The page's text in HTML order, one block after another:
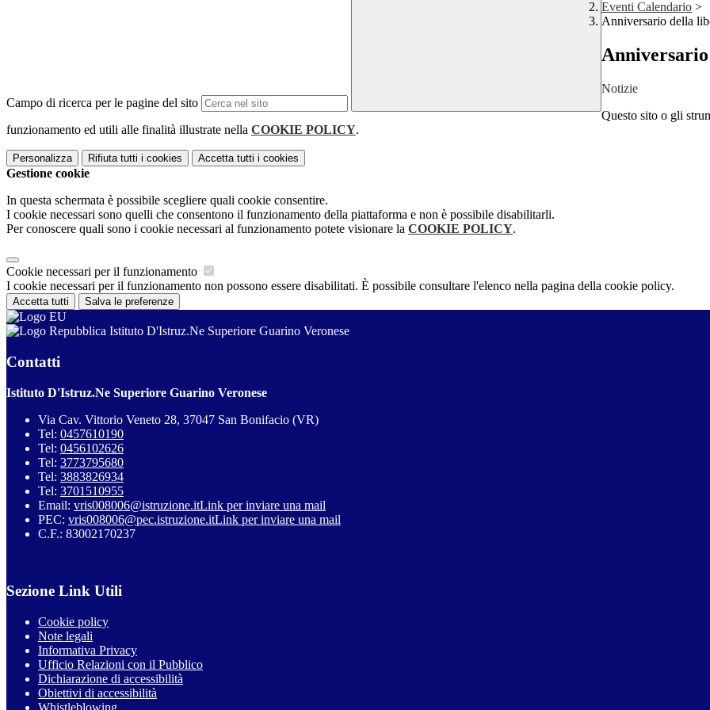
Campo di ricerca per le pagine del sito
Eventi Calendario >
Anniversario della
Notizie
Questo sito o gli
funzionamento ed utili alle finalità illustrate nella COOKIE POLICY.
Personalizza Rifiuta tutti i cookies Accetta tutti i cookies
Gestione cookie
In questa schermata è possibile scegliere quali cookie consentire.
I cookie necessari sono quelli che consentono il funzionamento della piattaforma e non è possibile disabilitarli.
Per conoscere quali sono i cookie necessari al funzionamento potete visionare la COOKIE POLICY.
Cookie necessari per il funzionamento
I cookie necessari per il funzionamento non possono essere disabilitati. È possibile consultare l'elenco nella pagina della cookie policy.
Accetta tutti Salva le preferenze
Istituto D'Istruz.Ne Superiore Guarino Veronese
Contatti
Istituto D'Istruz.Ne Superiore Guarino Veronese
Via Cav. Vittorio Veneto 28, 37047 San Bonifacio (VR)
Tel: 0457610190
Tel: 0456102626
Tel: 3773795680
Tel: 3883826934
Tel: 3701510955
Email: vris008006@istruzione.itLink per inviare una mail
PEC: vris008006@pec.istruzione.itLink per inviare una mail
C.F.: 83002170237
Sezione Link Utili
Cookie policy
Note legali
Informativa Privacy
Ufficio Relazioni con il Pubblico
Dichiarazione di accessibilità
Obiettivi di accessibilità
Whistleblowing